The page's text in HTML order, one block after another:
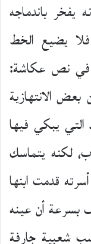
يفخر باندماجه
يضيع الخط
في نص عكاشة:
بعض الانتهازية
يبكي فيها
لكنه يتماسك
قدمت ابنها
بسرعة أن عينه